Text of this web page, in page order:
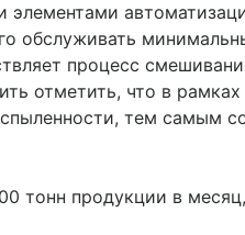
обслуживать
процесс
отметить, что в
тем самым
тонн продукции в